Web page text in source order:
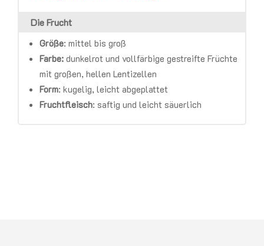
Die Frucht
Größe:mittel bis groß
Farbe:dunkelrot und vollfärbige gestreifte Früchte
mit großen, hellen Lentizellen
Form:kugelig, leicht abgeplattet
Fruchtfleisch:saftig und leicht säuerlich